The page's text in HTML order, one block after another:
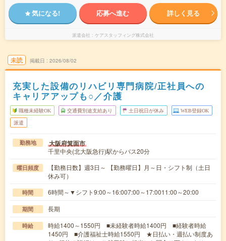
気になる! 応募へ進む 詳しく見る
派遣会社 ケアスタッフィング株式会社
未読 掲載日 2026/08/02
充実した設備のリハビリ専門病院/正社員への
キャリアアップも○／介護
職種未経験OK 交通費別途支給あり 土日祝日が休み WEB登録OK
派遣
勤務地 大阪府箕面市
千里中央(北大阪急行)駅からバス20分
曜日頻度
【勤務日数】週3日～ 【勤務曜日】月～日・シフト制（土日
休み可）
時間 6時間～▼シフト9:00～16:007:00～17:0011:00～20:00
期間 長期
時給
時給1400～1550円 ■未経験者時給1400円 ■経験者時給
1450円 ■介護福祉士時給1550円 ★日払い・週払い制度あ